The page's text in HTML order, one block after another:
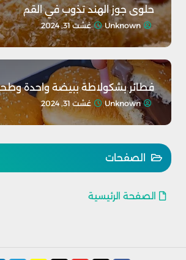
حلوى جوز الهند تذوب في القم
Unknown غشت 31, 2024
فطائر بشكولاطة ببيضة واحدة
Unknown غشت 31, 2024
الصفحات
الصفحة الرئيسية